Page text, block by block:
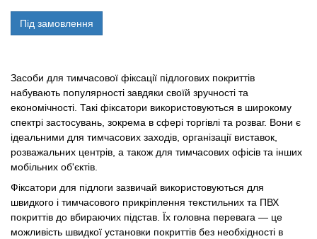
Під замовлення
Засоби для тимчасової фіксації підлогових покриттів
набувають популярності завдяки своїй зручності та
економічності. Такі фіксатори використовуються в широкому
спектрі застосувань, зокрема в сфері торгівлі та розваг. Вони є
ідеальними для тимчасових заходів, організації виставок,
розважальних центрів, а також для тимчасових офісів та інших
мобільних об'єктів.
Фіксатори для підлоги зазвичай використовуються для
швидкого і тимчасового прикріплення текстильних та ПВХ
покриттів до вбираючих підстав. Їх головна перевага — це
можливість швидкої установки покриттів без необхідності в